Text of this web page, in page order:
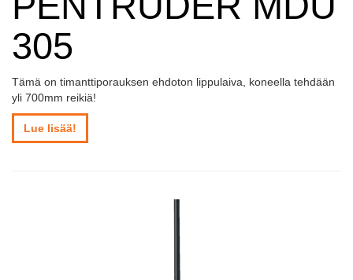
305
Tämä on timanttiporauksen ehdoton lippulaiva, koneella tehdään
yli 700mm reikiä!
Lue lisää!